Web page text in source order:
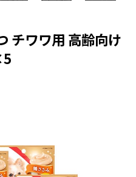
チワワ用 高齢向け